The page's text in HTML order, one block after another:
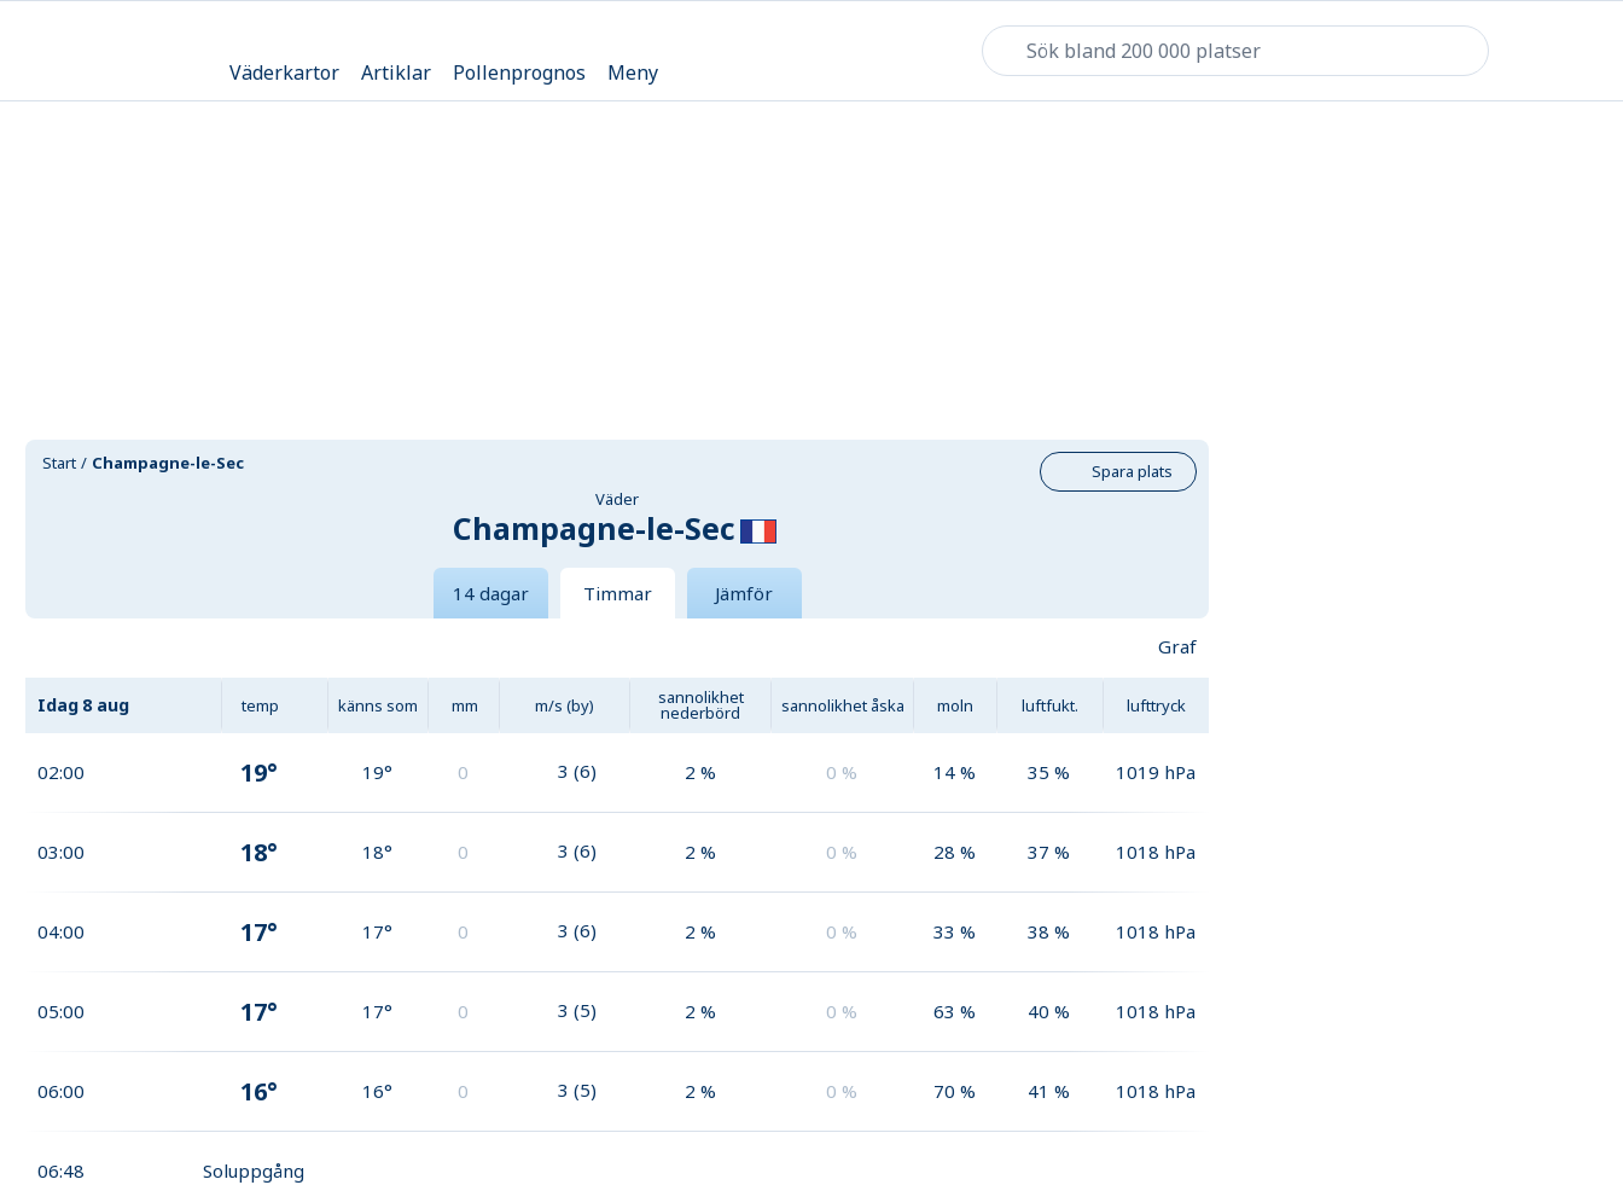
Väderkartor Artiklar Pollenprognos Meny
Start Champagne-le-Sec
Spara plats
Väder
Champagne-le-Sec
14 dagar Timmar Jämför
Graf
Idag 8 aug temp känns som mm m/s (by) sannolikhet
nederbörd sannolikhet åska moln luftfukt. lufttryck
02:00 19° 19° 0 3 (6) 2 % 0 % 14 % 35 % 1019 hPa
03:00 18° 18° 0 3 (6) 2 % 0 % 28 % 37 % 1018 hPa
04:00 17° 17° 0 3 (6) 2 % 0 % 33 % 38 % 1018 hPa
05:00 17° 17° 0 3 (5) 2 % 0 % 63 % 40 % 1018 hPa
06:00 16° 16° 0 3 (5) 2 % 0 % 70 % 41 % 1018 hPa
06:48 Soluppgång